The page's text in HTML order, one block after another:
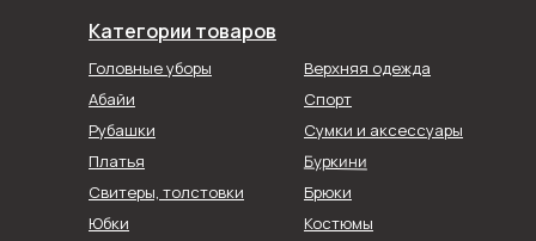
Категории товаров
Головные уборы
Абайи
Рубашки
Спорт
Верхняя одежда
Сумки и аксессуары
Юбки
Брюки
Платья
Свитеры, толстовки
Буркини
Костюмы